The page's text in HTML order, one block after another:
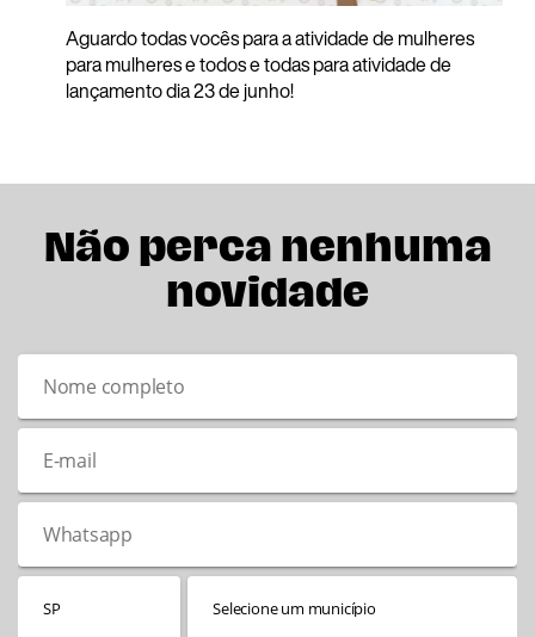
Aguardo todas vocês para a atividade de mulheres
para mulheres e todos e todas para atividade de
lançamento dia 23 de junho!
Não perca nenhuma
novidade